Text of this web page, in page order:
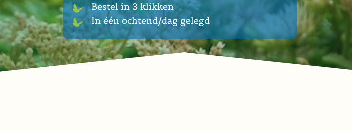
Bestel in 3 klikken
In één ochtend/dag gelegd